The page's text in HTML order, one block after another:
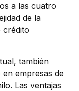
a las cuatro
de la
crédito
también
empresas de
Las ventajas